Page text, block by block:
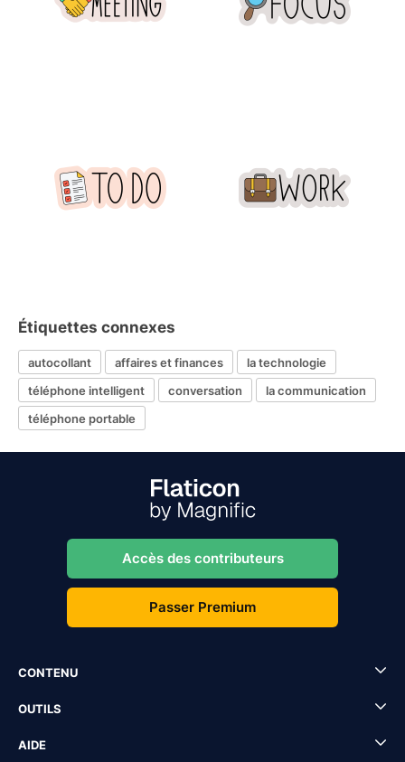
Étiquettes connexes
autocollant affaires et finances
la technologie
téléphone intelligent
conversation
la communication
téléphone portable
Accès des contributeurs
Passer Premium
CONTENU
OUTILS
AIDE